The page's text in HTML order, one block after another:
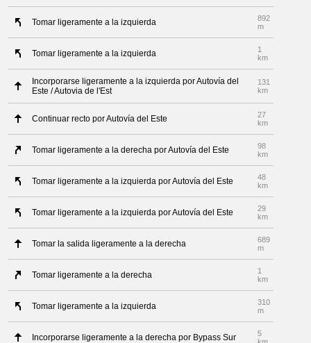
Tomar ligeramente a la izquierda
892
m
Tomar ligeramente a la izquierda
1
km
Incorporarse ligeramente a la izquierda por Autovía del
Este / Autovia de l'Est
131
km
Continuar recto por Autovía del Este
27
km
Tomar ligeramente a la derecha por Autovía del Este
98
km
Tomar ligeramente a la izquierda por Autovía del Este
48
km
Tomar ligeramente a la izquierda por Autovía del Este
29
km
Tomar la salida ligeramente a la derecha
689
m
Tomar ligeramente a la derecha
1
km
Tomar ligeramente a la izquierda
310
m
Incorporarse ligeramente a la derecha por Bypass Sur
5